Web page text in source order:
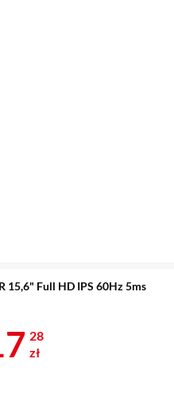
15,6" Full HD IPS 60Hz 5ms
517,28
28
zł